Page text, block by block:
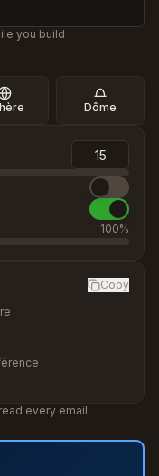
you build
Dôme
100%
Copy
every email.